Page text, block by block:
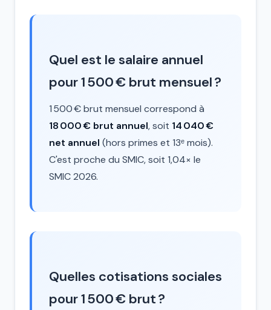
Quel est le salaire annuel
pour 1 500 € brut mensuel ?
1 500 € brut mensuel correspond à
18 000 € brut annuel, soit 14 040 €
net annuel (hors primes et 13ᵉ mois).
C'est proche du SMIC, soit 1,04× le
SMIC 2026.
Quelles cotisations sociales
pour 1 500 € brut ?